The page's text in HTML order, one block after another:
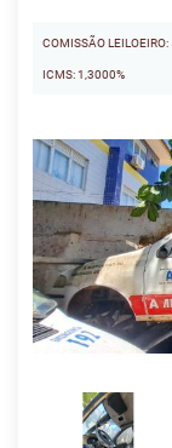
COMISSÃO LEILOEIRO:
ICMS: 1,3000%